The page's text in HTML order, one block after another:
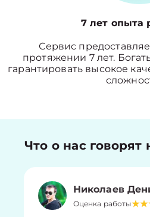
7 лет опыта
Сервис
протяжении 7 лет.
гарантировать высокое
Что о нас
Николаев
Оценка работы